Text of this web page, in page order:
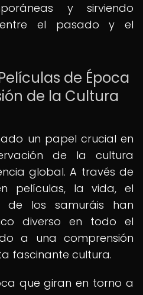
y sirviendo
el pasado y el
de Época
de la Cultura
un papel crucial en
de la cultura
global. A través de
películas, la vida, el
los samuráis han
diverso en todo el
a una comprensión
fascinante cultura.
que giran en torno a